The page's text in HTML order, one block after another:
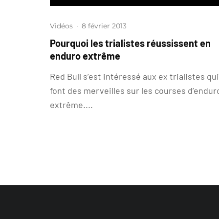
Vidéos · 8 février 2013
Pourquoi les trialistes réussissent en
enduro extrême
Red Bull s’est intéressé aux ex trialistes qui
font des merveilles sur les courses
extrême....